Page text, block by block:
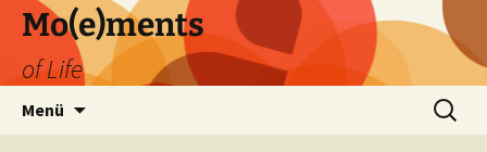
Zum
Inhalt
springen
Mo(e)ments
of Life
Menü
Suchen
nach: